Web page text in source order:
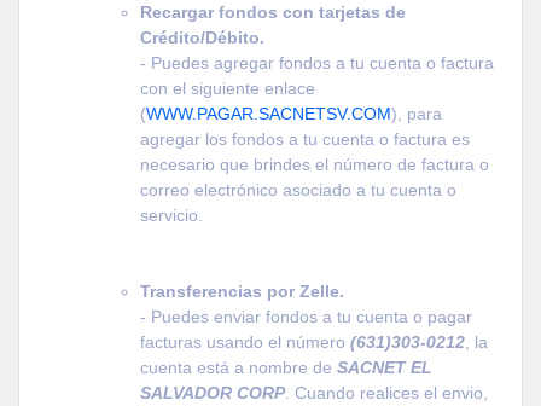
Recargar fondos con tarjetas de
Crédito/Débito.
- Puedes agregar fondos a tu cuenta o factura
con el siguiente enlace
(WWW.PAGAR.SACNETSV.COM), para
agregar los fondos a tu cuenta o factura es
necesario que brindes el número de factura o
correo electrónico asociado a tu cuenta o
servicio.
Transferencias por Zelle.
- Puedes enviar fondos a tu cuenta o pagar
facturas usando el número (631)303-0212 , la
cuenta está a nombre de SACNET EL
SALVADOR CORP. Cuando realices el envio,